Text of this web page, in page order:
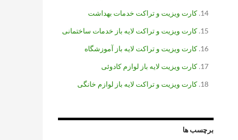
کارت ویزیت و تراکت خدمات بهداشت
کارت ویزیت و تراکت لایه باز خدمات ساختمانی
کارت ویزیت و تراکت لایه باز آموزشگاه
کارت ویزیت لایه باز لوازم کادوئی
کارت ویزیت و تراکت لایه باز لوازم خانگی
برچسب ها